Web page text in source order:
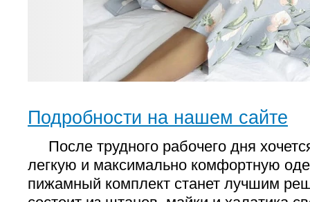
Подробности на нашем сайте
После трудного рабочего дня
легкую и максимально комфортную
пижамный комплект станет лучшим